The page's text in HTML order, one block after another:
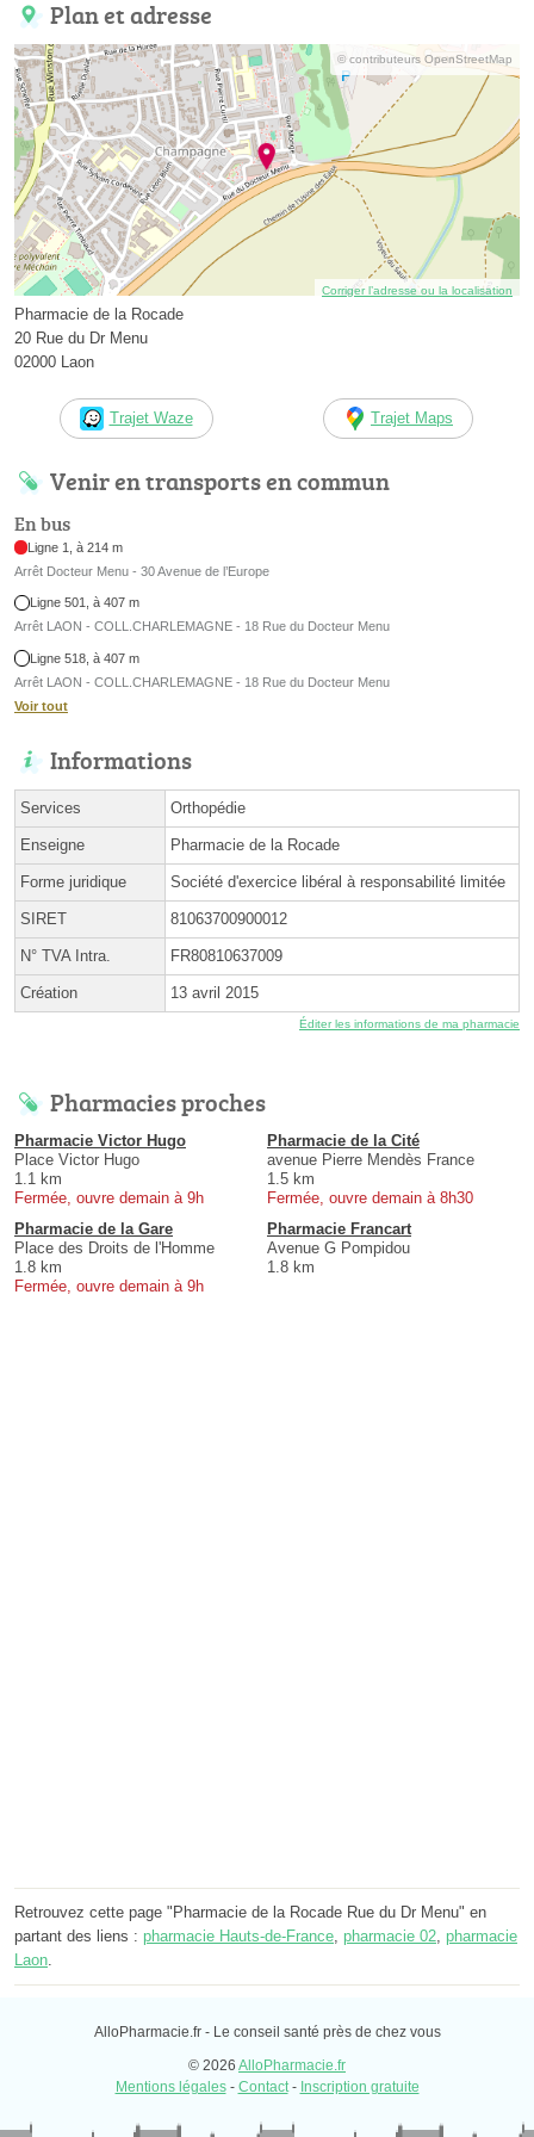
Plan et adresse
© contributeurs OpenStreetMap
Corriger l’adresse ou la localisation
Pharmacie de la Rocade
20 Rue du Dr Menu
02000 Laon
Trajet Waze Trajet Maps
Venir en transports en commun
En bus
Ligne 1, à 214 m
Arrêt Docteur Menu - 30 Avenue de l’Europe
Ligne 501, à 407 m
Arrêt LAON - COLL.CHARLEMAGNE - 18 Rue du Docteur Menu
Ligne 518, à 407 m
Arrêt LAON - COLL.CHARLEMAGNE - 18 Rue du Docteur Menu
Voir tout
Informations
Services Orthopédie
Enseigne Pharmacie de la Rocade
Forme juridique Société d'exercice libéral à responsabilité limitée
SIRET 81063700900012
N° TVA Intra. FR80810637009
Création 13 avril 2015
Éditer les informations de ma pharmacie
Pharmacies proches
Pharmacie Victor Hugo
Place Victor Hugo
1.1 km
Fermée, ouvre demain à 9h
Pharmacie de la Cité
avenue Pierre Mendès France
1.5 km
Fermée, ouvre demain à 8h30
Pharmacie de la Gare
Place des Droits de l'Homme
1.8 km
Fermée, ouvre demain à 9h
Pharmacie Francart
Avenue G Pompidou
1.8 km
Retrouvez cette page "Pharmacie de la Rocade Rue du Dr Menu" en
partant des liens : pharmacie Hauts-de-France pharmacie 02 pharmacie
Laon
AlloPharmacie.fr - Le conseil santé près de chez vous
© 2026 AlloPharmacie.fr
Mentions légales- Contact- Inscription gratuite